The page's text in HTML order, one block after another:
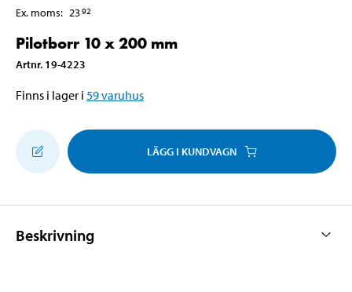
Ex. moms: 2392
Pilotborr 10 x 200 mm
Artnr. 19-4223
Finns i lager i 59varuhus
LÄGG I KUNDVAGN
Beskrivning